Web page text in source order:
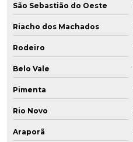
São Sebastião do Oeste
Riacho dos Machados
Rodeiro
Belo Vale
Pimenta
Rio Novo
Araporã